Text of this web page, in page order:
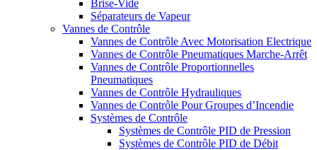
Brise-Vide
Séparateurs de Vapeur
Vannes de Contrôle
Vannes de Contrôle Avec Motorisation Electrique
Vannes de Contrôle Pneumatiques Marche-Arrêt
Vannes de Contrôle Proportionnelles
Pneumatiques
Vannes de Contrôle Hydrauliques
Vannes de Contrôle Pour Groupes d’Incendie
Systèmes de Contrôle
Systèmes de Contrôle PID de Pression
Systèmes de Contrôle PID de Débit